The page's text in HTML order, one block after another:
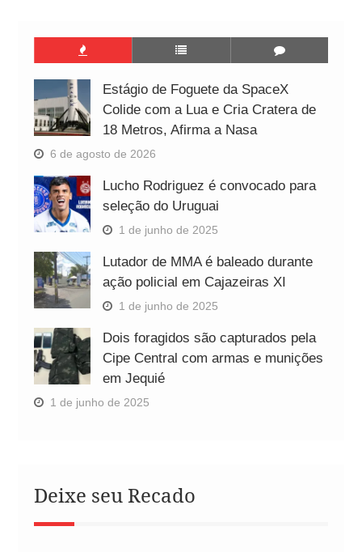
Estágio de Foguete da SpaceX
Colide com a Lua e Cria Cratera de
18 Metros, Afirma a Nasa
6 de agosto de 2026
Lucho Rodriguez é convocado para
seleção do Uruguai
1 de junho de 2025
Lutador de MMA é baleado durante
ação policial em Cajazeiras XI
1 de junho de 2025
Dois foragidos são capturados pela
Cipe Central com armas e munições
em Jequié
1 de junho de 2025
Deixe seu Recado